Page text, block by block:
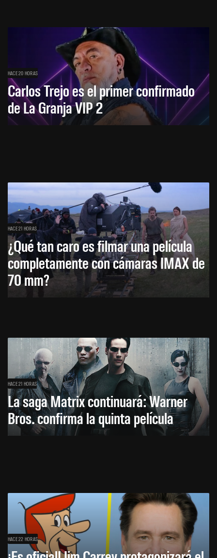
HACE 20 HORAS
Carlos Trejo es el primer confirmado
de La Granja VIP 2
HACE 21 HORAS
¿Qué tan caro es filmar una película
completamente con cámaras IMAX de
70 mm?
HACE 21 HORAS
La saga Matrix continuará: Warner
Bros. confirma la quinta película
HACE 22 HORAS